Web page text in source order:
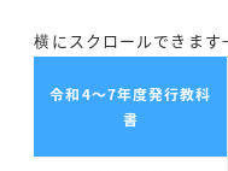
令和4～7年度発行教科
書